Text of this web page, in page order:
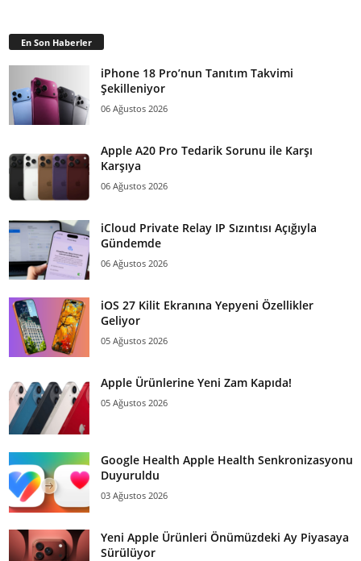
En Son Haberler
iPhone 18 Pro’nun Tanıtım Takvimi
Şekilleniyor
06 Ağustos 2026
Apple A20 Pro Tedarik Sorunu ile Karşı
Karşıya
06 Ağustos 2026
iCloud Private Relay IP Sızıntısı Açığıyla
Gündemde
06 Ağustos 2026
iOS 27 Kilit Ekranına Yepyeni Özellikler
Geliyor
05 Ağustos 2026
Apple Ürünlerine Yeni Zam Kapıda!
05 Ağustos 2026
Google Health Apple Health Senkronizasyonu
Duyuruldu
03 Ağustos 2026
Yeni Apple Ürünleri Önümüzdeki Ay Piyasaya
Sürülüyor